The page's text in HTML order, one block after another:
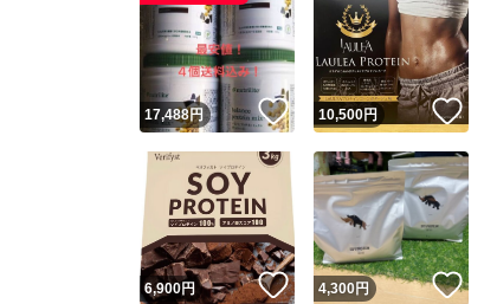
17,488円 いいね！
10,500円
6,900円 いいね！
4,300円